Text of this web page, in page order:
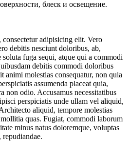
блеск и освещение.
adipisicing elit. Vero
debitis nesciunt doloribus, ab,
fuga sequi, atque qui a commodi
debitis commodi doloribus
animi molestias consequatur, non quia
assumenda placeat quia,
non odio. Accusamus necessitatibus
perspiciatis unde ullam vel aliquid,
aliquid, tempore molestias
quas. Fugiat, commodi laborum
minus natus doloremque, voluptas